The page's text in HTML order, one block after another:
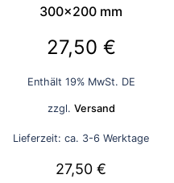
werden
300×200 mm
27,50 €
Enthält 19% MwSt. DE
zzgl. Versand
Lieferzeit: ca. 3-6 Werktage
27,50€